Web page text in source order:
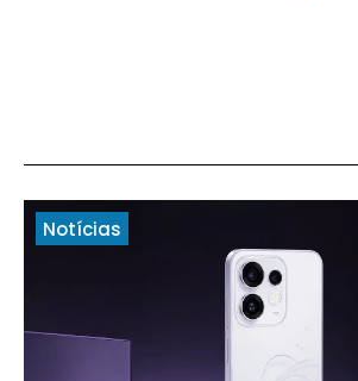
Notícias